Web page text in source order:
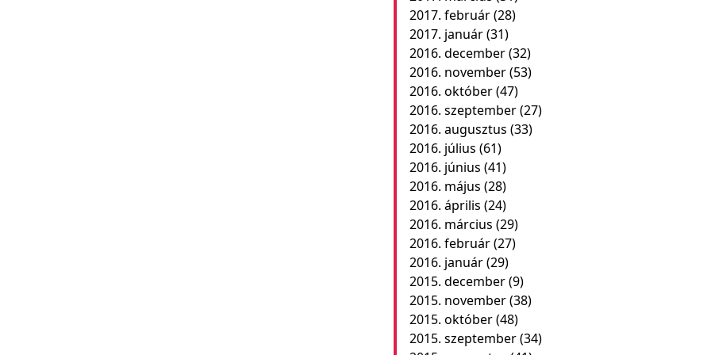
2017. február(28)
2017. január(31)
2016. december(32)
2016. november(53)
2016. október(47)
2016. szeptember(27)
2016. augusztus (33)
2016. július (61)
2016. június (41)
2016. május (28)
2016. április (24)
2016. március (29)
2016. február(27)
2016. január(29)
2015. december(9)
2015. november(38)
2015. október(48)
2015. szeptember(34)